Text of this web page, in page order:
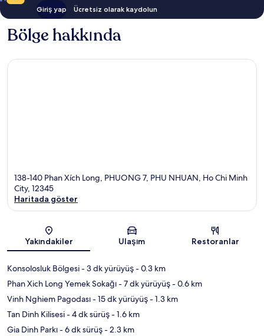
Giriş yap Ücretsiz olarak kaydolun
Bölge hakkında
138-140 Phan Xích Long, PHUONG 7, PHU NHUAN, Ho Chi Minh
City, 12345
Haritada göster
Yakındakiler Ulaşım Restoranlar
Konsolosluk Bölgesi- 3 dk yürüyüş- 0.3 km
Phan Xich Long Yemek Sokağı- 7 dk yürüyüş- 0.6 km
Vinh Nghiem Pagodası- 15 dk yürüyüş- 1.3 km
Tan Dinh Kilisesi- 4 dk sürüş- 1.6 km
Gia Dinh Parkı- 6 dk sürüş- 2.3 km